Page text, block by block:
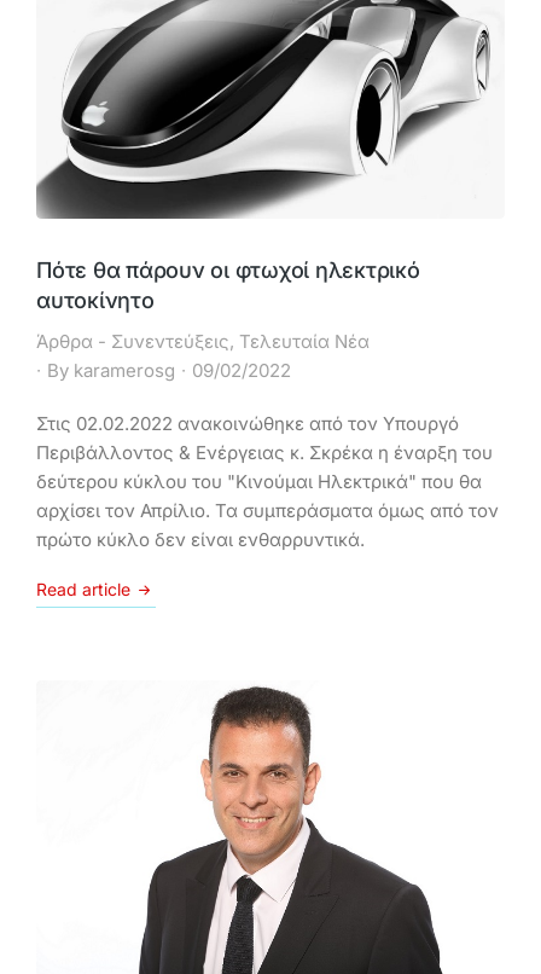
Πότε θα πάρουν οι φτωχοί ηλεκτρικό
αυτοκίνητο
Άρθρα - Συνεντεύξεις, Τελευταία Νέα
By karamerosg 09/02/2022
Στις 02.02.2022 ανακοινώθηκε από τον Υπουργό
Περιβάλλοντος & Ενέργειας κ. Σκρέκα η έναρξη του
δεύτερου κύκλου του "Κινούμαι Ηλεκτρικά" που θα
αρχίσει τον Απρίλιο. Τα συμπεράσματα όμως από τον
πρώτο κύκλο δεν είναι ενθαρρυντικά.
Read article